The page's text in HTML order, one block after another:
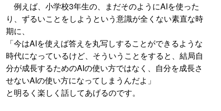
例えば、小学校3年生の、まだそのようにAIを使った
り、ずるいことをしようという意識が全くない素直な時
期に、
「今はAIを使えば答えを丸写しすることができるような
時代になっているけど、そういうことをすると、結局自
分が成長するためのAIの使い方ではなく、自分を成長さ
せないAIの使い方になってしまうんだよ」
と明るく楽しく話してあげるのです。